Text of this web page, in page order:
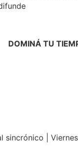
DOMINÁ TU
sincrónico |